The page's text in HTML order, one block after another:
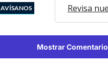
AVÍSANOS Revisa
Mostrar